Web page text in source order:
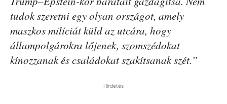
tudok szeretni egy olyan országot, amely
maszkos milíciát küld az utcára, hogy
állampolgárokra lőjenek, szomszédokat
kínozzanak és családokat szakítsanak szét.”
Hirdetés